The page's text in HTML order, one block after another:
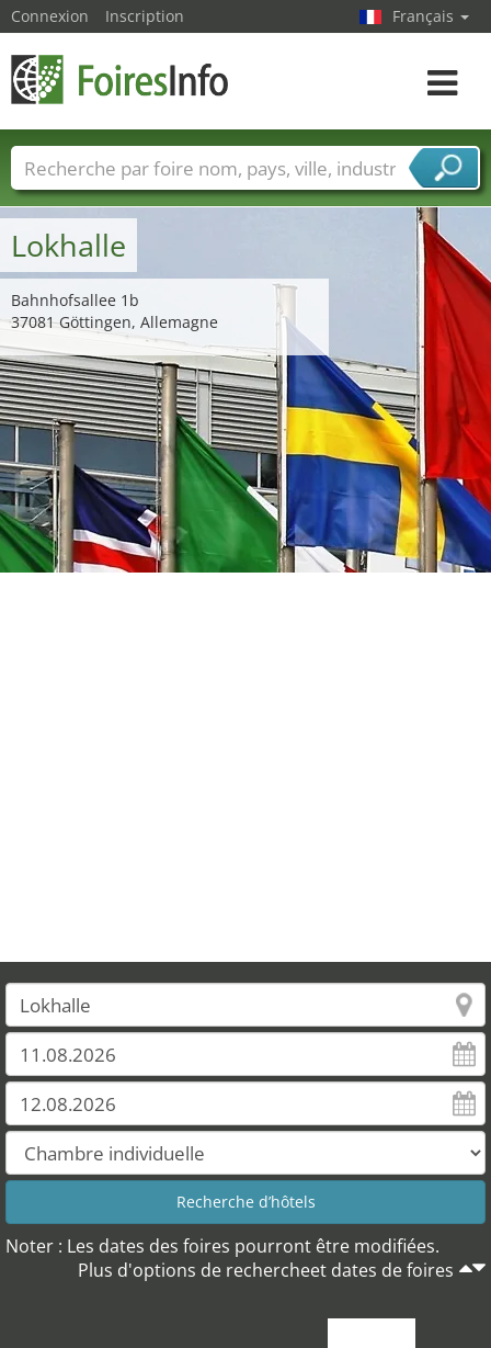
Lokhalle
Bahnhofsallee 1b
37081 Göttingen, Allemagne
Noter : Les dates des foires pourront être modifiées.
Plus d'options de rechercheet dates de foires
Connexion Inscription Français
Toggle
Foire noms Pays Villes
Secteurs de foire
Secteurs du fournisseur de services